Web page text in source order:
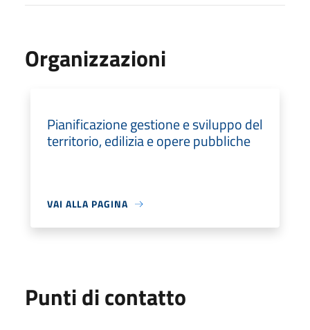
Organizzazioni
Pianificazione gestione e sviluppo del
territorio, edilizia e opere pubbliche
VAI ALLA PAGINA
Punti di contatto